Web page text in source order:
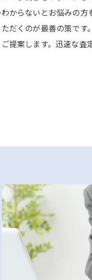
からないとお悩みの
だくのが最善の策で
提案します。迅速な